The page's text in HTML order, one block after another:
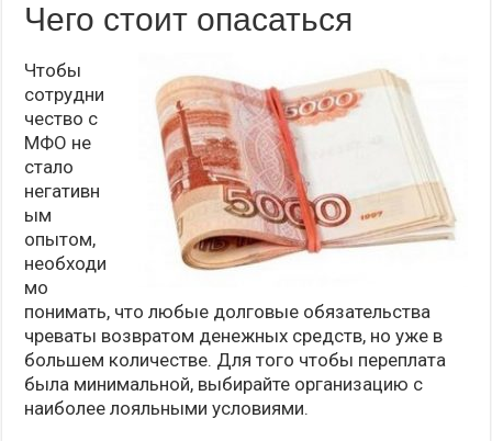
Чего стоит опасаться
Чтобы
сотрудни
чество с
МФО не
стало
негативн
ым
опытом,
необходи
мо
понимать, что любые долговые обязательства
чреваты возвратом денежных средств, но уже в
большем количестве. Для того чтобы переплата
была минимальной, выбирайте организацию с
наиболее лояльными условиями.